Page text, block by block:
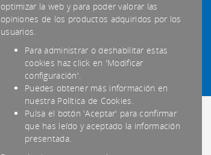
optimizar la web y para poder valorar las
opiniones de los productos adquiridos por los
usuarios.
Para administrar o deshabilitar estas
cookies haz click en 'Modificar
configuración'.
Puedes obtener más información en
nuestra Política de Cookies.
Pulsa el botón 'Aceptar' para confirmar
que has leído y aceptado la información
presentada.